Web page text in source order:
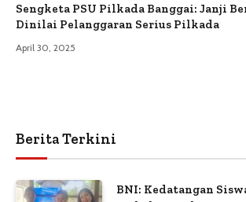
Sengketa PSU Pilkada Banggai: Janji
Dinilai Pelanggaran Serius Pilkada
April 30, 2025
Berita Terkini
BNI: Kedatangan